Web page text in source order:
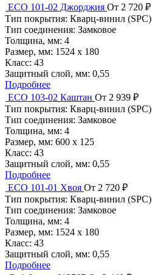
ECO 101-02 Джорджия От 2 720 ₽
Тип покрытия: Кварц-винил (SPC)
Тип соединения: Замковое
Толщина, мм: 4
Размер, мм: 1524 х 180
Класс: 43
Защитный слой, мм: 0,55
Подробнее
ECO 103-02 Каштан От 2 939 ₽
Тип покрытия: Кварц-винил (SPC)
Тип соединения: Замковое
Толщина, мм: 4
Размер, мм: 600 х 125
Класс: 43
Защитный слой, мм: 0,55
Подробнее
ECO 101-01 Хвоя От 2 720 ₽
Тип покрытия: Кварц-винил (SPC)
Тип соединения: Замковое
Толщина, мм: 4
Размер, мм: 1524 х 180
Класс: 43
Защитный слой, мм: 0,55
Подробнее